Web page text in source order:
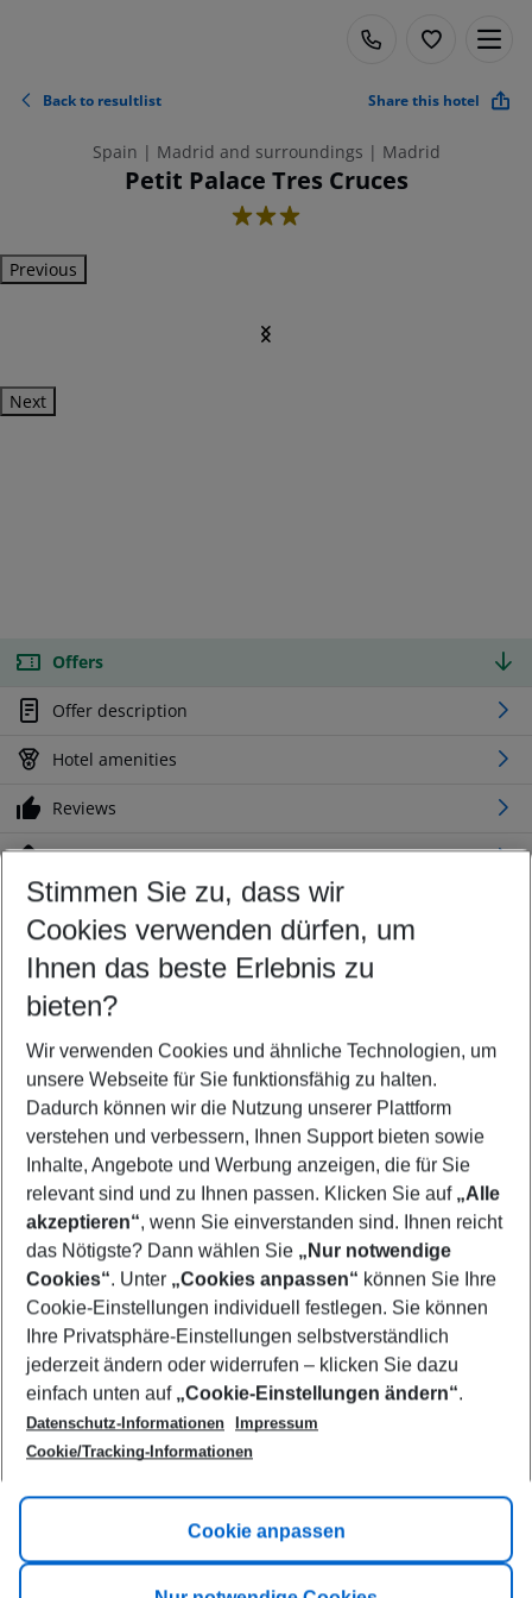
Back to resultlist Share this hotel
Spain | Madrid and surroundings | Madrid
Petit Palace Tres Cruces
3
Previous
Next
Offers
Offer description
Hotel amenities
Reviews
Location
Customize your offer
Find the perfect deal which suits your best
Your departure airport
Any airport
Select your date range
11/08/26–09/08/27 5-8 nights
Who will travel
2 adults No children
Show more filter
Footer
Footer navigation
Title A
Link A
Stimmen Sie zu, dass wir
Cookies verwenden dürfen, um
Ihnen das beste Erlebnis zu
bieten?
Wir verwenden Cookies und ähnliche Technologien, um
unsere Webseite für Sie funktionsfähig zu halten.
Dadurch können wir die Nutzung unserer Plattform
verstehen und verbessern, Ihnen Support bieten sowie
Inhalte, Angebote und Werbung anzeigen, die für Sie
relevant sind und zu Ihnen passen. Klicken Sie auf „Alle
akzeptieren“, wenn Sie einverstanden sind. Ihnen reicht
das Nötigste? Dann wählen Sie „Nur notwendige
Cookies“. Unter „Cookies anpassen“ können Sie Ihre
Cookie-Einstellungen individuell festlegen. Sie können
Ihre Privatsphäre-Einstellungen selbstverständlich
jederzeit ändern oder widerrufen – klicken Sie dazu
einfach unten auf „Cookie-Einstellungen ändern“.
Datenschutz-Informationen
Impressum
Cookie/Tracking-Informationen
Cookie anpassen